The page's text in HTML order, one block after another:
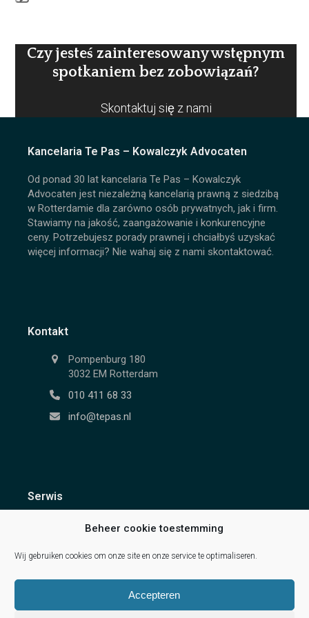
Beheer cookie toestemming
Wij gebruiken cookies om onze site en onze service te optimaliseren.
Accepteren
to
go
to
first
Czy jesteś zainteresowany wstępnym
spotkaniem bez zobowiązań?
Skontaktuj się z nami
Kancelaria Te Pas – Kowalczyk Advocaten
Od ponad 30 lat kancelaria Te Pas – Kowalczyk
Advocaten jest niezależną kancelarią prawną z siedzibą
w Rotterdamie dla zarówno osób prywatnych, jak i firm.
Stawiamy na jakość, zaangażowanie i konkurencyjne
ceny. Potrzebujesz porady prawnej i chciałbyś uzyskać
więcej informacji? Nie wahaj się z nami skontaktować.
Kontakt
Pompenburg 180
3032 EM Rotterdam
010 411 68 33
info@tepas.nl
Serwis
Procedura reklamacyjna